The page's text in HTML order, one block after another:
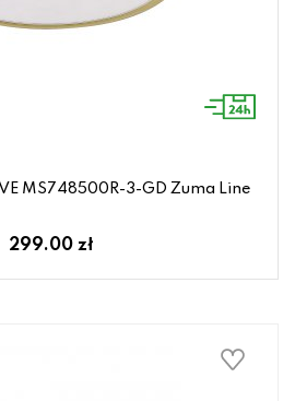
MS748500R-3-GD Zuma Line
299.00 zł